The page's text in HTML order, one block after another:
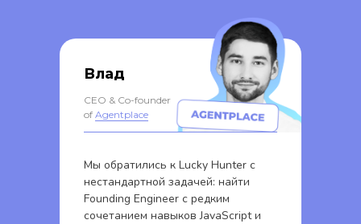
Влад
CEO & Co-founder
of Agentplace
Мы обратились к Lucky Hunter с
нестандартной задачей: найти
Founding Engineer с редким
сочетанием навыков JavaScript и